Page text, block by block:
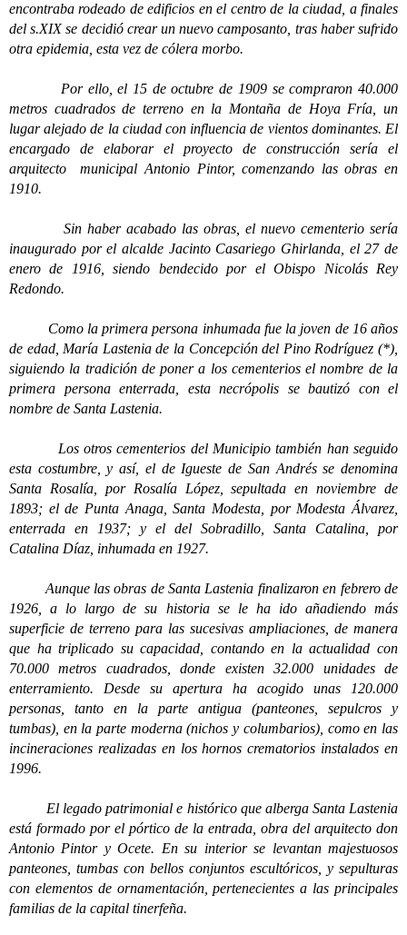
encontraba rodeado de edificios en el centro de la ciudad, a finales
del s.XIX se decidió crear un nuevo camposanto, tras haber sufrido
otra epidemia, esta vez de cólera morbo.
Por ello, el 15 de octubre de 1909 se compraron 40.000
metros cuadrados de terreno en la Montaña de Hoya Fría, un
lugar alejado de la ciudad con influencia de vientos dominantes. El
encargado de elaborar el proyecto de construcción sería el
arquitecto municipal Antonio Pintor, comenzando las obras en
1910.
Sin haber acabado las obras, el nuevo cementerio sería
inaugurado por el alcalde Jacinto Casariego Ghirlanda, el 27 de
enero de 1916, siendo bendecido por el Obispo Nicolás Rey
Redondo.
Como la primera persona inhumada fue la joven de 16 años
de edad, María Lastenia de la Concepción del Pino Rodríguez (*),
siguiendo la tradición de poner a los cementerios el nombre de la
primera persona enterrada, esta necrópolis se bautizó con el
nombre de Santa Lastenia.
Los otros cementerios del Municipio también han seguido
esta costumbre, y así, el de Igueste de San Andrés se denomina
Santa Rosalía, por Rosalía López, sepultada en noviembre de
1893; el de Punta Anaga, Santa Modesta, por Modesta Álvarez,
enterrada en 1937; y el del Sobradillo, Santa Catalina, por
Catalina Díaz, inhumada en 1927.
Aunque las obras de Santa Lastenia finalizaron en febrero de
1926, a lo largo de su historia se le ha ido añadiendo más
superficie de terreno para las sucesivas ampliaciones, de manera
que ha triplicado su capacidad, contando en la actualidad con
70.000 metros cuadrados, donde existen 32.000 unidades de
enterramiento. Desde su apertura ha acogido unas 120.000
personas, tanto en la parte antigua (panteones, sepulcros y
tumbas), en la parte moderna (nichos y columbarios), como en las
incineraciones realizadas en los hornos crematorios instalados en
1996.
El legado patrimonial e histórico que alberga Santa Lastenia
está formado por el pórtico de la entrada, obra del arquitecto don
Antonio Pintor y Ocete. En su interior se levantan majestuosos
panteones, tumbas con bellos conjuntos escultóricos, y sepulturas
con elementos de ornamentación, pertenecientes a las principales
familias de la capital tinerfeña.